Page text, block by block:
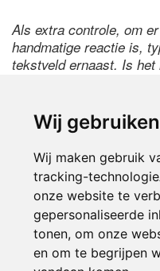
Wij
Wij maken gebruik
tracking-
onze website te
gepersonaliseerde
tonen, om onze
en om te begrijpen
Als extra controle, om
handmatige reactie is,
tekstveld ernaast. Is